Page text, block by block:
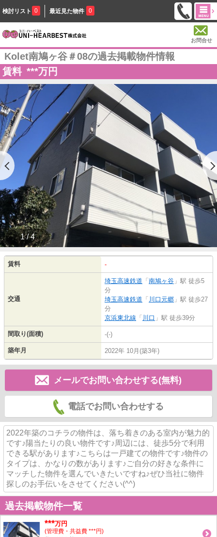
検討リスト 0 最近見た物件 0
お問合せ
Kolet南鳩ヶ谷＃08の過去掲載物件情報
賃料 ***万円
1 / 4
賃料 -
交通
埼玉高速鉄道 「 南鳩ヶ谷 」駅 徒歩5
分
埼玉高速鉄道 「 川口元郷 」駅 徒歩27
分
京浜東北線 「 川口 」駅 徒歩39分
間取り(面積) -(-)
築年月 2022年 10月(築3年)
メールでお問い合わせする(無料)
電話でお問い合わせする
2022年築のコチラの物件は、落ち着きのある室内が魅力的
です♪陽当たりの良い物件です♪周辺には、徒歩5分で利用
できる駅があります♪こちらは一戸建ての物件です♪物件の
タイプは、かなりの数があります♪ご自分の好きな条件に
マッチした物件を選んでいきたいですね♪ぜひ当社に物件
探しのお手伝いをさせてください(^^)
過去掲載物件一覧
***万円
(管理費・共益費 ***円)